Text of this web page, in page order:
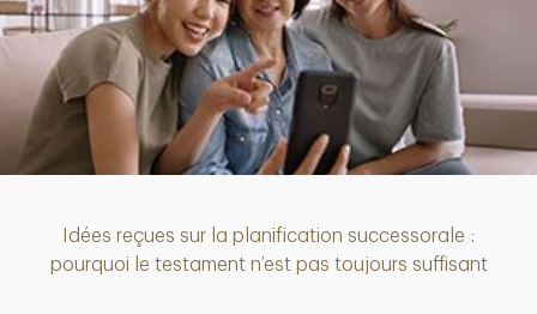
Idées reçues sur la planification successorale :
pourquoi le testament n’est pas toujours suffisant
Article